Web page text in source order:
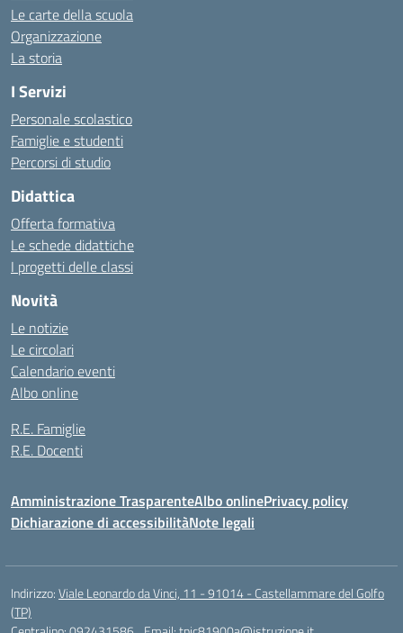
Le carte della scuola
Organizzazione
La storia
I Servizi
Personale scolastico
Famiglie e studenti
Percorsi di studio
Didattica
Offerta formativa
Le schede didattiche
I progetti delle classi
Novità
Le notizie
Le circolari
Calendario eventi
Albo online
R.E. Famiglie
R.E. Docenti
Amministrazione TrasparenteAlbo onlinePrivacy policy
Dichiarazione di accessibilitàNote legali
Indirizzo:Viale Leonardo da Vinci, 11 - 91014 - Castellammare del Golfo
(TP)